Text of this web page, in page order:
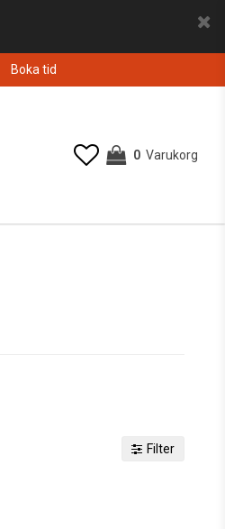
Boka tid
0 Varukorg
Filter